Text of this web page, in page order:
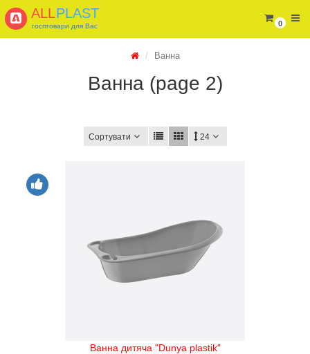
0
ALLPLAST
госптовари для Вас
Ванна
Ванна (page 2)
Сортувати 24
Ванна дитяча "Dunya plastik"